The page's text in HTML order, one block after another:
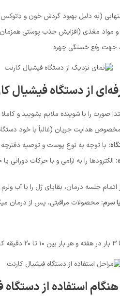
(به دلیل بهبود گردش خون و
و مواد مغذی (افزایش جذب پوستی
جهت رفع خستگی چهره
از دستگاه فیشیال
صورت را با شوینده ملایم بشویید و
هدایت جریان (غالباً با خود دستگاه
با توجه به نوع پوست و توصیه دفترچه
الکترودها را به آرامی و با حرکات
جلسه درمان، بقایای ژل را با آب
سرم: محصولات مراقبتی، پس از درمان
استفاده از دستگاه